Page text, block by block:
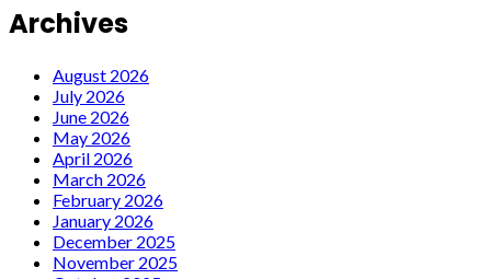
Archives
August 2026
July 2026
June 2026
May 2026
April 2026
March 2026
February 2026
January 2026
December 2025
November 2025